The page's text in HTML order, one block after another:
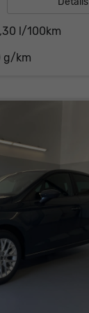
l/100km
g/km